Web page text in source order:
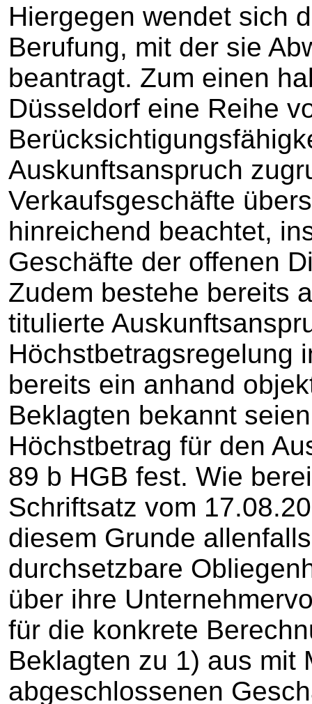
Hiergegen wendet sich
Berufung, mit der sie
beantragt. Zum einen
Düsseldorf eine Reihe
Auskunftsanspruch
Verkaufsgeschäfte
hinreichend beachtet,
Geschäfte der offenen
Zudem bestehe bereits
titulierte
Höchstbetragsregelung
bereits ein anhand
Beklagten bekannt
Höchstbetrag für den
89 b HGB fest. Wie
Schriftsatz vom
diesem Grunde
durchsetzbare
über ihre
für die konkrete
Beklagten zu 1) aus mit
abgeschlossenen